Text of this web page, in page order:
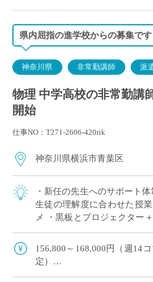
県内屈指の進学校からの募集です
神奈川県 非常勤講師 派
物理 中学高校の非常勤講
開始
仕事NO：T271-2606-420rik
神奈川県横浜市青葉区
・新任の先生へのサポート
生徒の理解度に合わせた授
メ ・黒板とプロジェクター
務中！ ＜こんな方からのご
156,800～168,000円（週14
定）